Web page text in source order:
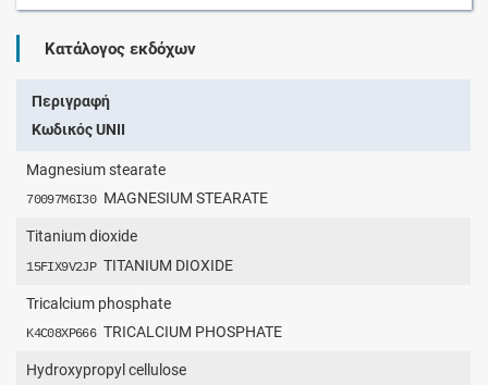
Κατάλογος εκδόχων
Περιγραφή
Κωδικός UNII
Magnesium stearate
70097M6I30 MAGNESIUM STEARATE
Titanium dioxide
15FIX9V2JP TITANIUM DIOXIDE
Tricalcium phosphate
K4C08XP666 TRICALCIUM PHOSPHATE
Hydroxypropyl cellulose